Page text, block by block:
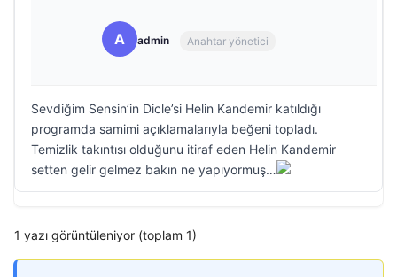
A admin Anahtar yönetici
Sevdiğim Sensin’in Dicle’si Helin Kandemir katıldığı
programda samimi açıklamalarıyla beğeni topladı.
Temizlik takıntısı olduğunu itiraf eden Helin Kandemir
setten gelir gelmez bakın ne yapıyormuş…
1 yazı görüntüleniyor (toplam 1)